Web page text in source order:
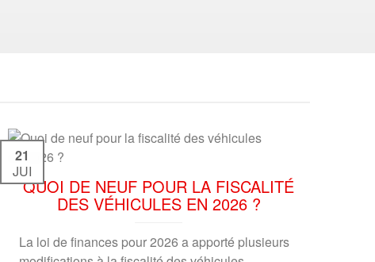
QUOI DE NEUF POUR LA FISCALITÉ
DES VÉHICULES EN 2026 ?
21
JUI
La loi de finances pour 2026 a apporté plusieurs